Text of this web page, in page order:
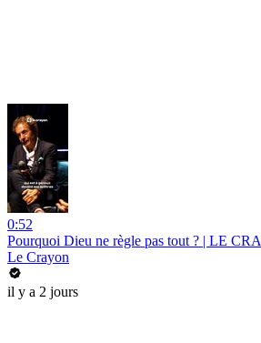
0:52
Pourquoi Dieu ne règle pas tout ? | LE
Le Crayon
il y a 2 jours